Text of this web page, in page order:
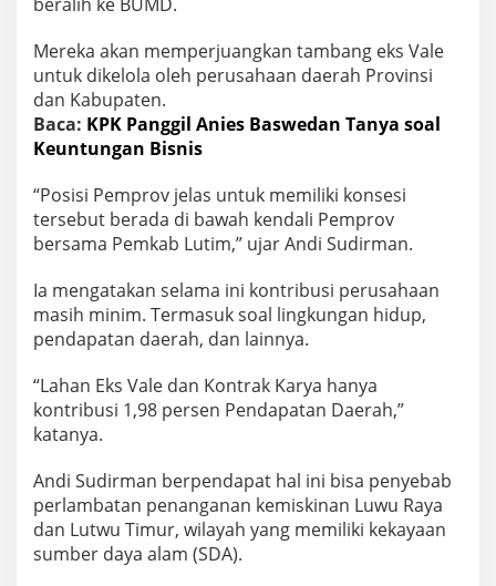
Mereka akan memperjuangkan tambang eks Vale
untuk dikelola oleh perusahaan daerah Provinsi
dan Kabupaten.
Baca: KPK Panggil Anies Baswedan Tanya soal
Keuntungan Bisnis
“Posisi Pemprov jelas untuk memiliki konsesi
tersebut berada di bawah kendali Pemprov
bersama Pemkab Lutim,” ujar Andi Sudirman.
Ia mengatakan selama ini kontribusi perusahaan
masih minim. Termasuk soal lingkungan hidup,
pendapatan daerah, dan lainnya.
“Lahan Eks Vale dan Kontrak Karya hanya
kontribusi 1,98 persen Pendapatan Daerah,”
katanya.
Andi Sudirman berpendapat hal ini bisa penyebab
perlambatan penanganan kemiskinan Luwu Raya
dan Lutwu Timur, wilayah yang memiliki kekayaan
sumber daya alam (SDA).